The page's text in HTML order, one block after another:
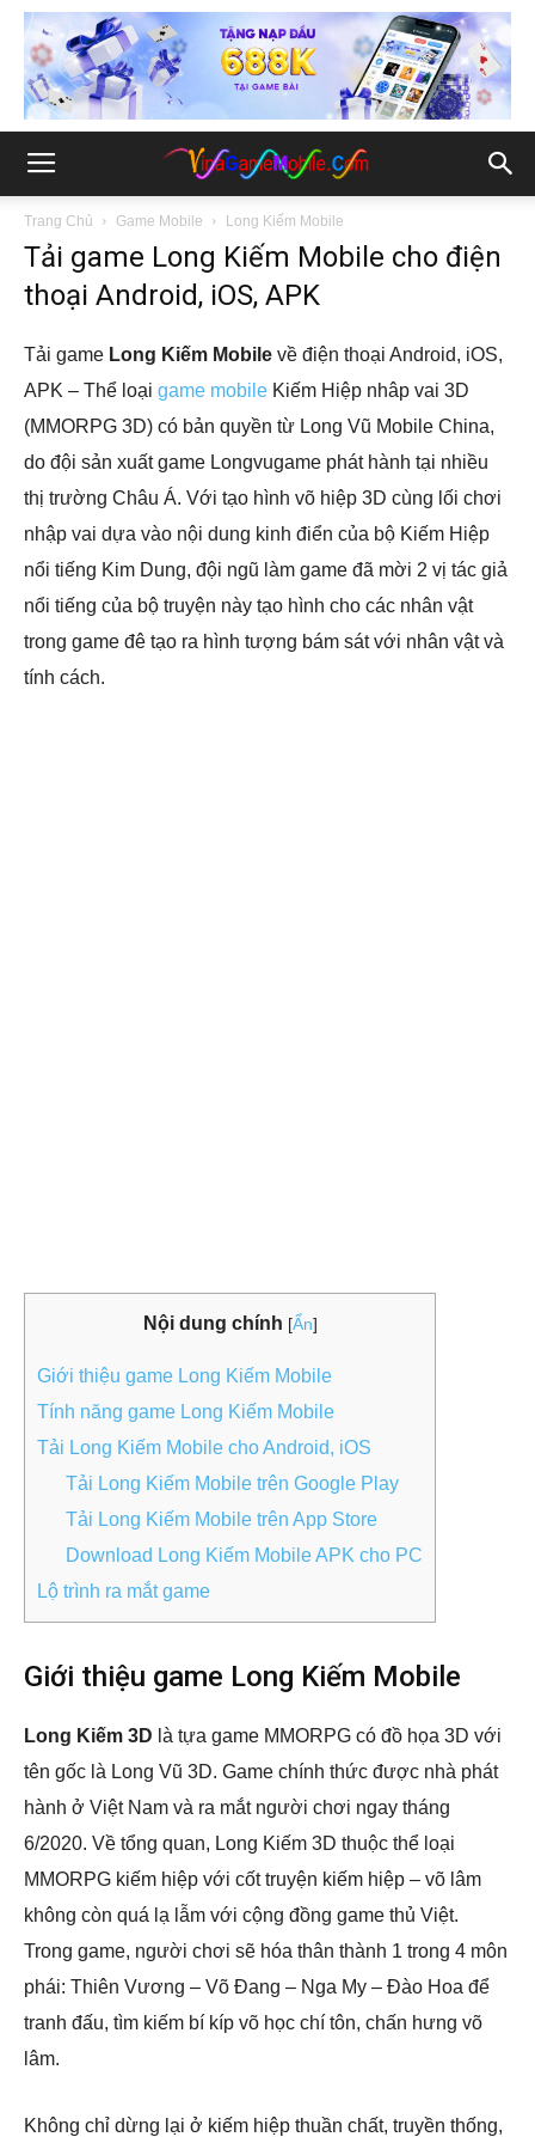
Trang Chủ Game Mobile Long Kiếm Mobile
Tải game Long Kiếm Mobile cho điện
thoại Android, iOS, APK
Tải game Long Kiếm Mobile về điện thoại Android, iOS,
APK – Thể loại game mobile Kiếm Hiệp nhâp vai 3D
(MMORPG 3D) có bản quyền từ Long Vũ Mobile China,
do đội sản xuất game Longvugame phát hành tại nhiều
thị trường Châu Á. Với tạo hình võ hiệp 3D cùng lối chơi
nhập vai dựa vào nội dung kinh điển của bộ Kiếm Hiệp
nổi tiếng Kim Dung, đội ngũ làm game đã mời 2 vị tác giả
nổi tiếng của bộ truyện này tạo hình cho các nhân vật
trong game đê tạo ra hình tượng bám sát với nhân vật và
tính cách.
Nội dung chính [Ẩn]
Giới thiệu game Long Kiếm Mobile
Tính năng game Long Kiếm Mobile
Tải Long Kiếm Mobile cho Android, iOS
Tải Long Kiếm Mobile trên Google Play
Tải Long Kiếm Mobile trên App Store
Download Long Kiếm Mobile APK cho PC
Lộ trình ra mắt game
Giới thiệu game Long Kiếm Mobile
Long Kiếm 3D là tựa game MMORPG có đồ họa 3D với
tên gốc là Long Vũ 3D. Game chính thức được nhà phát
hành ở Việt Nam và ra mắt người chơi ngay tháng
6/2020. Về tổng quan, Long Kiếm 3D thuộc thể loại
MMORPG kiếm hiệp với cốt truyện kiếm hiệp – võ lâm
không còn quá lạ lẫm với cộng đồng game thủ Việt.
Trong game, người chơi sẽ hóa thân thành 1 trong 4 môn
phái: Thiên Vương – Võ Đang – Nga My – Đào Hoa để
tranh đấu, tìm kiếm bí kíp võ học chí tôn, chấn hưng võ
lâm.
Không chỉ dừng lại ở kiếm hiệp thuần chất, truyền thống,